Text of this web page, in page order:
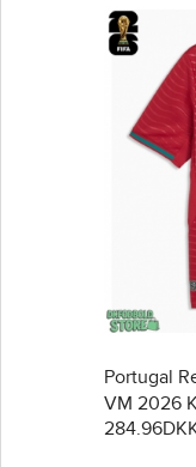
Portugal
VM 2026